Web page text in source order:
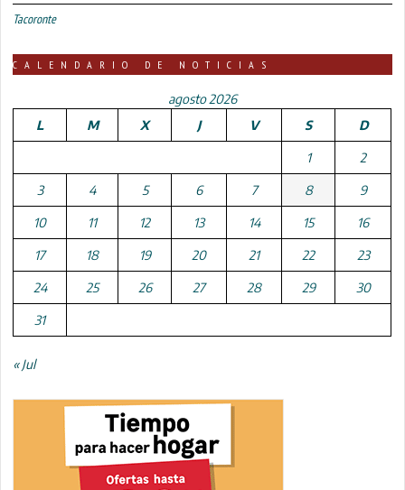
Tacoronte
CALENDARIO DE NOTICIAS
agosto 2026
L
M X J V S D
1 2
3 4 5 6 7 8 9
10 11 12 13 14 15 16
17 18 19 20 21 22 23
24 25 26 27 28 29 30
31
« Jul